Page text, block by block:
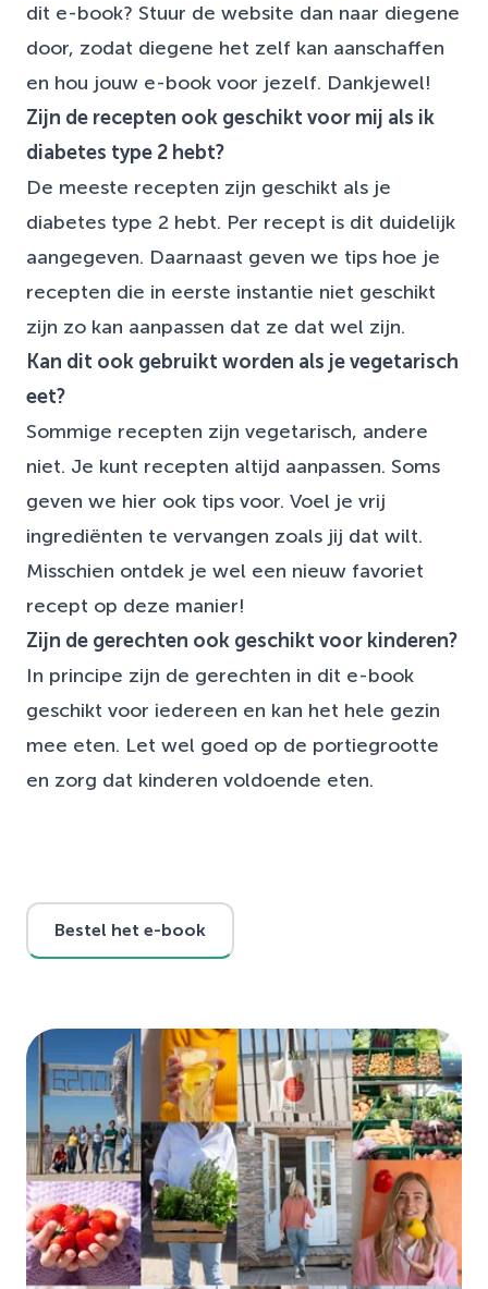
dit e-book? Stuur de website dan naar diegene
door, zodat diegene het zelf kan aanschaffen
en hou jouw e-book voor jezelf. Dankjewel!
Zijn de recepten ook geschikt voor mij als ik
diabetes type 2 hebt?
De meeste recepten zijn geschikt als je
diabetes type 2 hebt. Per recept is dit duidelijk
aangegeven. Daarnaast geven we tips hoe je
recepten die in eerste instantie niet geschikt
zijn zo kan aanpassen dat ze dat wel zijn.
Kan dit ook gebruikt worden als je vegetarisch
eet?
Sommige recepten zijn vegetarisch, andere
niet. Je kunt recepten altijd aanpassen. Soms
geven we hier ook tips voor. Voel je vrij
ingrediënten te vervangen zoals jij dat wilt.
Misschien ontdek je wel een nieuw favoriet
recept op deze manier!
Zijn de gerechten ook geschikt voor kinderen?
In principe zijn de gerechten in dit e-book
geschikt voor iedereen en kan het hele gezin
mee eten. Let wel goed op de portiegrootte
en zorg dat kinderen voldoende eten.
Bestel het e-book